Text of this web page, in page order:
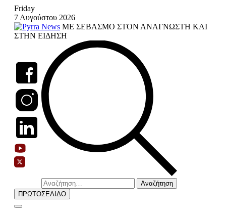
Skip
content
Friday
7 Αυγούστου 2026
ΜΕ ΣΕΒΑΣΜΟ ΣΤΟΝ ΑΝΑΓΝΩΣΤΗ ΚΑΙ
ΣΤΗΝ ΕΙΔΗΣΗ
Αναζήτηση
για:
ΠΡΩΤΟΣΕΛΙΔΟ